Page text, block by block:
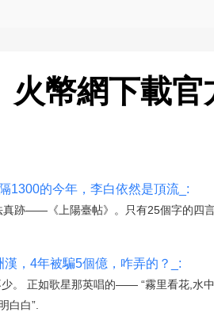
火幣網下載官
1300的今年，李白依然是頂流_:
跡——《上陽臺帖》。只有25個字的四
漢，4年被騙5個億，咋弄的？_:
。 正如歌星那英唱的—— “霧里看花,
白白”.